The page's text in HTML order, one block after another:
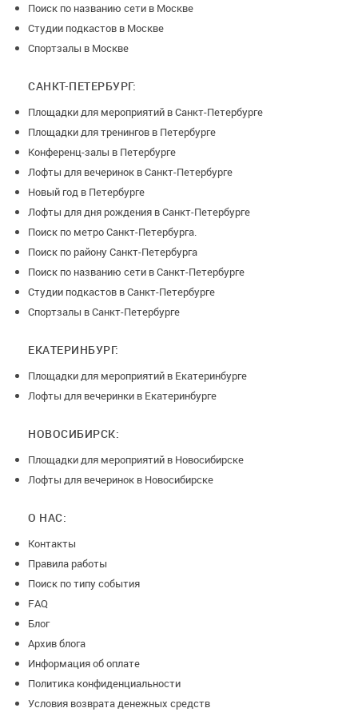
удержание.
б) Бронь более двух часов - полный возврат возможен в
случае отмены за 96 часов, далее 50%, менее 48 часов, 80%
Поиск по названию сети в Москве
Студии подкастов в Москве
Спортзалы в Москве
САНКТ-ПЕТЕРБУРГ:
Площадки для мероприятий в Санкт-Петербурге
Площадки для тренингов в Петербурге
Конференц-залы в Петербурге
Лофты для вечеринок в Санкт-Петербурге
Новый год в Петербурге
Лофты для дня рождения в Санкт-Петербурге
Поиск по метро Санкт-Петербурга.
Поиск по району Санкт-Петербурга
Поиск по названию сети в Санкт-Петербурге
Студии подкастов в Санкт-Петербурге
Спортзалы в Санкт-Петербурге
ЕКАТЕРИНБУРГ:
Площадки для мероприятий в Екатеринбурге
Лофты для вечеринки в Екатеринбурге
НОВОСИБИРСК:
Площадки для мероприятий в Новосибирске
Лофты для вечеринок в Новосибирске
О НАС:
Контакты
Правила работы
Поиск по типу события
FAQ
Блог
Архив блога
Информация об оплате
Политика конфиденциальности
Условия возврата денежных средств